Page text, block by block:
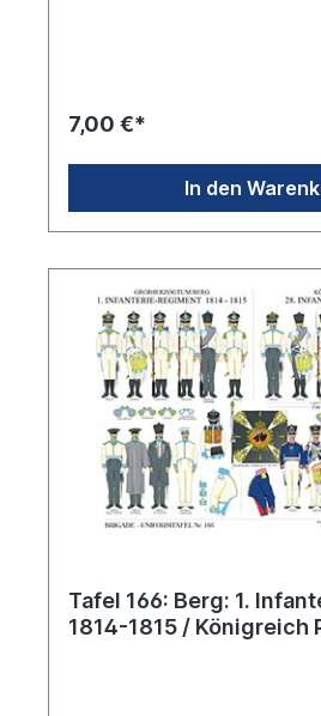
7,00 €*
In den
Tafel 166: Berg: 1.
1814-1815 / Königreich